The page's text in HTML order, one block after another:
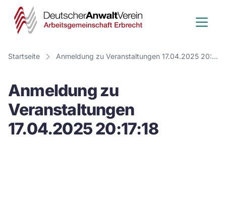
Deutscher
Anwalt
Verein
Startseite Anmeldung zu Veranstaltungen 17.04.2025 20:17:18
Anmeldung zu
Veranstaltungen
17.04.2025 20:17:18